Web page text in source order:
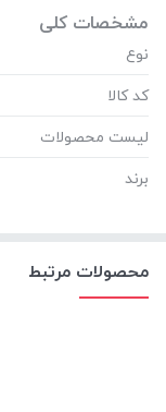
مشخصات کلی
نوع
کد کالا
لیست محصولات
برند
محصولات مرتبط